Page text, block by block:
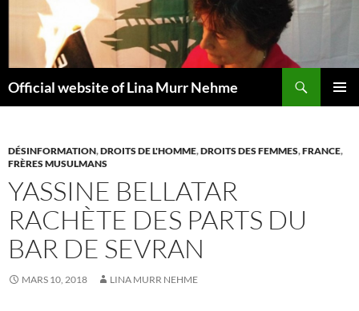
contenu
Official website of Lina Murr Nehme
DÉSINFORMATION,DROITS DE L'HOMME,DROITS DES FEMMES,FRANCE,
FRÈRES MUSULMANS
YASSINE BELLATAR
RACHÈTE DES PARTS DU
BAR DE SEVRAN
MARS 10, 2018 LINA MURR NEHME